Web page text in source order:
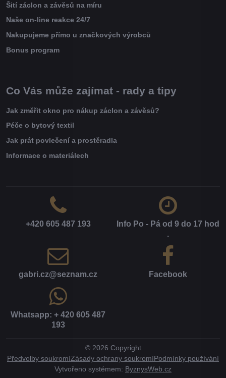
Šití záclon a závěsů na míru
Naše on-line reakce 24/7
Nakupujeme přímo u značkových výrobců
Bonus program
Co Vás může zajímat - rady a tipy
Jak změřit okno pro nákup záclon a závěsů?
Péče o bytový textil
Jak prát povlečení a prostěradla
Informace o materiálech
+420 605 487 193
Info Po - Pá od 9 do 17 hod​
.
gabri​.cz​@seznam​.cz Facebook
Whatsapp: + 420 605 487
193
© 2026 Copyright
Předvolby soukromíZásady ochrany soukromíPodmínky používání
Vytvořeno systémem: ByznysWeb.cz